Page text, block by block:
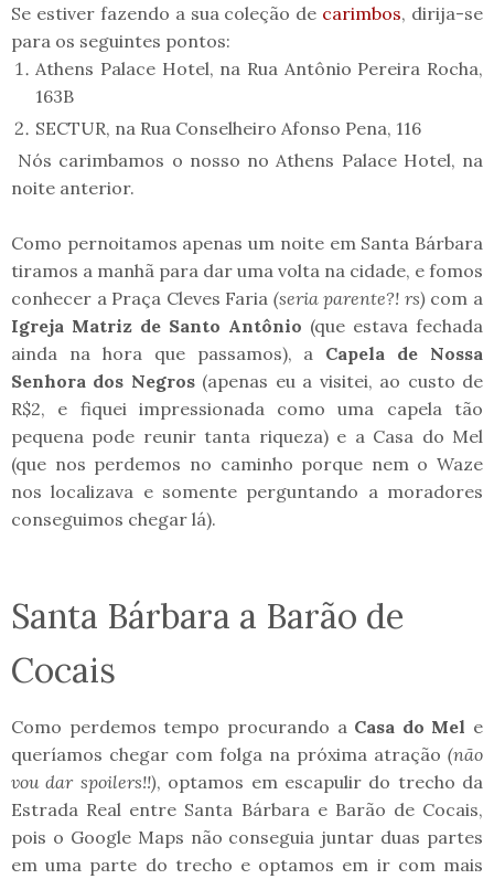
Se estiver fazendo a sua coleção de carimbos, dirija-se
para os seguintes pontos:
Athens Palace Hotel, na Rua Antônio Pereira Rocha,
163B
SECTUR, na Rua Conselheiro Afonso Pena, 116
Nós carimbamos o nosso no Athens Palace Hotel, na
noite anterior.
Como pernoitamos apenas um noite em Santa Bárbara
tiramos a manhã para dar uma volta na cidade, e fomos
conhecer a Praça Cleves Faria (seria parente?! rs)com a
Igreja Matriz de Santo Antônio (que estava fechada
ainda na hora que passamos), a Capela de Nossa
Senhora dos Negros(apenas eu a visitei, ao custo de
R$2, e fiquei impressionada como uma capela tão
pequena pode reunir tanta riqueza) e a Casa do Mel
(que nos perdemos no caminho porque nem o Waze
nos localizava e somente perguntando a moradores
conseguimos chegar lá).
Santa Bárbara a Barão de
Cocais
Como perdemos tempo procurando a Casa do Mel e
queríamos chegar com folga na próxima atração (não
vou dar spoilers!!), optamos em escapulir do trecho da
Estrada Real entre Santa Bárbara e Barão de Cocais,
pois o Google Maps não conseguia juntar duas partes
em uma parte do trecho e optamos em ir com mais